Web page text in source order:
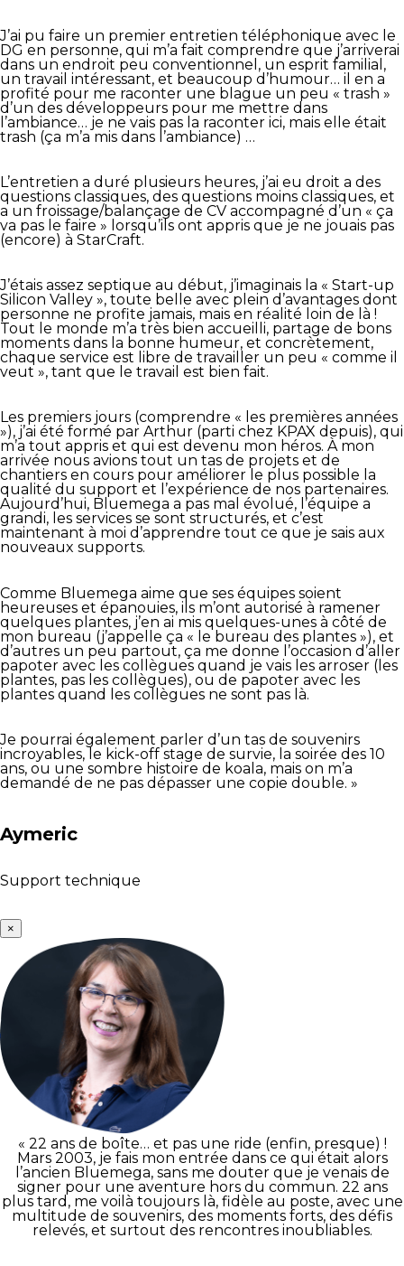
J’ai pu faire un premier entretien téléphonique avec le
DG en personne, qui m’a fait comprendre que j’arriverai
dans un endroit peu conventionnel, un esprit familial,
un travail intéressant, et beaucoup d’humour… il en a
profité pour me raconter une blague un peu « trash »
d’un des développeurs pour me mettre dans
l’ambiance… je ne vais pas la raconter ici, mais elle était
trash (ça m’a mis dans l’ambiance) …
L’entretien a duré plusieurs heures, j’ai eu droit a des
questions classiques, des questions moins classiques, et
a un froissage/balançage de CV accompagné d’un « ça
va pas le faire » lorsqu’ils ont appris que je ne jouais pas
(encore) à StarCraft.
J’étais assez septique au début, j’imaginais la « Start-up
Silicon Valley », toute belle avec plein d’avantages dont
personne ne profite jamais, mais en réalité loin de là !
Tout le monde m’a très bien accueilli, partage de bons
moments dans la bonne humeur, et concrètement,
chaque service est libre de travailler un peu « comme il
veut », tant que le travail est bien fait.
Les premiers jours (comprendre « les premières années
»), j’ai été formé par Arthur (parti chez KPAX depuis), qui
m’a tout appris et qui est devenu mon héros. À mon
arrivée nous avions tout un tas de projets et de
chantiers en cours pour améliorer le plus possible la
qualité du support et l’expérience de nos partenaires.
Aujourd’hui, Bluemega a pas mal évolué, l’équipe a
grandi, les services se sont structurés, et c’est
maintenant à moi d’apprendre tout ce que je sais aux
nouveaux supports.
Comme Bluemega aime que ses équipes soient
heureuses et épanouies, ils m’ont autorisé à ramener
quelques plantes, j’en ai mis quelques-unes à côté de
mon bureau (j’appelle ça « le bureau des plantes »), et
d’autres un peu partout, ça me donne l’occasion d’aller
papoter avec les collègues quand je vais les arroser (les
plantes, pas les collègues), ou de papoter avec les
plantes quand les collègues ne sont pas là.
Je pourrai également parler d’un tas de souvenirs
incroyables, le kick-off stage de survie, la soirée des 10
ans, ou une sombre histoire de koala, mais on m’a
demandé de ne pas dépasser une copie double. »
Aymeric
Support technique
×
« 22 ans de boîte… et pas une ride (enfin, presque) !
Mars 2003, je fais mon entrée dans ce qui était alors
l’ancien Bluemega, sans me douter que je venais de
signer pour une aventure hors du commun. 22 ans
plus tard, me voilà toujours là, fidèle au poste, avec une
multitude de souvenirs, des moments forts, des défis
relevés, et surtout des rencontres inoubliables.